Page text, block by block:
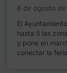
6 de agosto
El
hasta 5 las
y pone en
conectar la